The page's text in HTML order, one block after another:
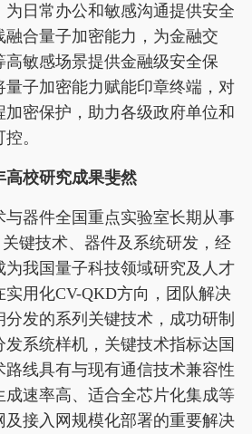
为日常办公和敏感沟通提供安全
合量子加密能力，为金融交
敏感场景提供金融级安全保
量子加密能力赋能印章终端，对
加密保护，助力各级政府单位和
。
高校研究成果斐然
与器件全国重点实验室长期从事
键技术、器件及系统研发，经
为我国量子科技领域研究及人才
用化CV-QKD方向，团队解决
发的系列关键技术，成功研制
系统样机，关键技术指标达国
路线具有与现有通信技术兼容性
速率高、适合全芯片化集成等
接入网规模化部署的重要解决